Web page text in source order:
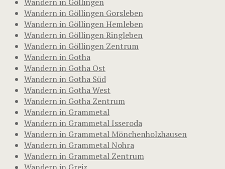
Wandern in Göllingen Gorsleben
Wandern in Göllingen Hemleben
Wandern in Göllingen Ringleben
Wandern in Göllingen Zentrum
Wandern in Gotha
Wandern in Gotha Ost
Wandern in Gotha Süd
Wandern in Gotha West
Wandern in Gotha Zentrum
Wandern in Grammetal
Wandern in Grammetal Isseroda
Wandern in Grammetal Mönchenholzhausen
Wandern in Grammetal Nohra
Wandern in Grammetal Zentrum